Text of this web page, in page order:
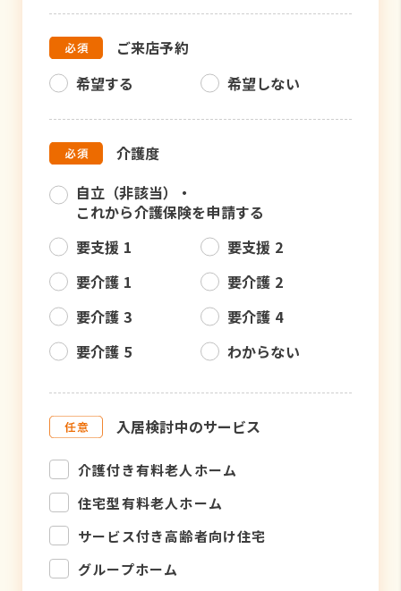
ご来店予約
希望する
希望しない
介護度
自立（非該当）・
これから介護保険を申請する
要支援 1
要支援 2
要介護 1
要介護 2
要介護 3
要介護 4
要介護 5
わからない
入居検討中のサービス
介護付き有料老人ホーム
住宅型有料老人ホーム
サービス付き高齢者向け住宅
グループホーム